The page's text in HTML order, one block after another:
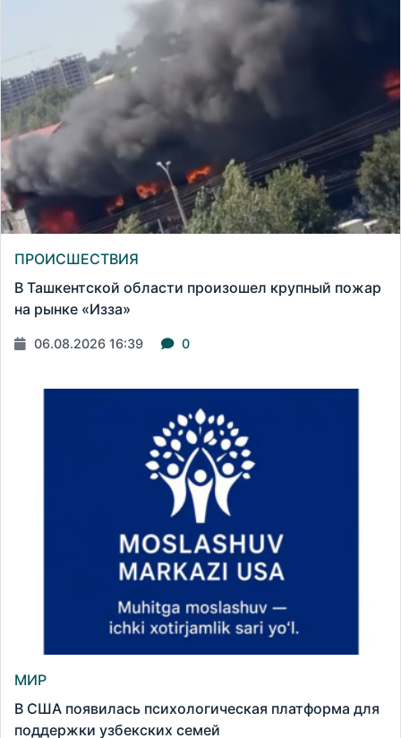
ПРОИСШЕСТВИЯ
В Ташкентской области произошел крупный пожар
на рынке «Изза»
06.08.2026 16:39 0
МИР
В США появилась психологическая платформа для
поддержки узбекских семей